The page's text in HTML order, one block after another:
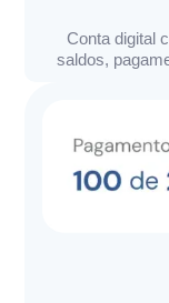
Conta digital
saldos,